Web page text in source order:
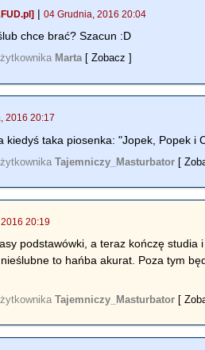
|04 Grudnia, 2016 20:04
chce brać? Szacun :D
Marta [ Zobacz ]
2016 20:17
kiedyś taka piosenka: "Jopek, Popek i
Tajemniczy_Masturbator [
20:19
podstawówki, a teraz kończę
to hańba akurat. Poza tym
Tajemniczy_Masturbator [